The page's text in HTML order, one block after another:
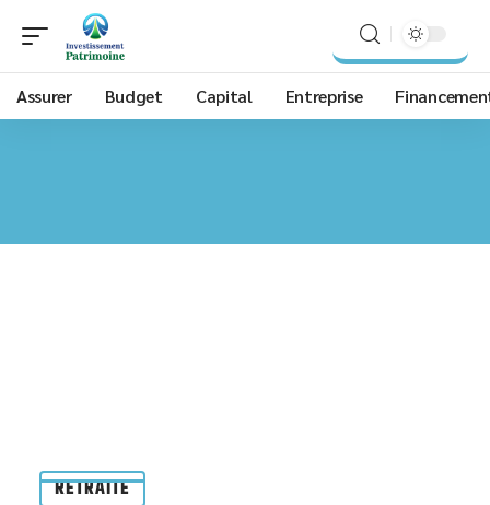
Assurer Budget Capital Entreprise
RETRAITE